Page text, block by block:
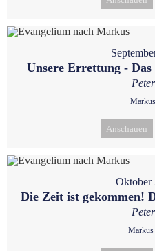
Unsere Errettung -
Anschauen
Oktober
Die Zeit ist gekommen!
Markus